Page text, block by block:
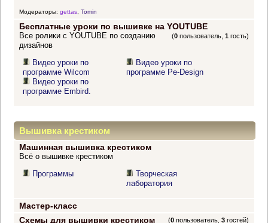
Модераторы: gettas, Tomin
Бесплатные уроки по вышивке на YOUTUBE
(0 пользователь,1 гость)
Все ролики с YOUTUBE по созданию
дизайнов
Видео уроки по
программе Wilcom
Видео уроки по
программе Embird.
Видео уроки по
программе Pe-Design
Вышивка крестиком
Машинная вышивка крестиком
Всё о вышивке крестиком
Программы
Творческая
лаборатория
Мастер-класс
Схемы для вышивки крестиком
(0 пользователь,3 гостей)